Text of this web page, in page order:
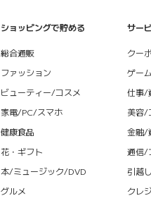
ショッピングで貯める
総合通販
ファッション
ビューティー/コスメ
家電/PC/スマホ
健康食品
花・ギフト
本/ミュージック/DVD
グルメ
サー
クー
ゲー
仕事/
美容/
金融/
通信/
引越し
クレ